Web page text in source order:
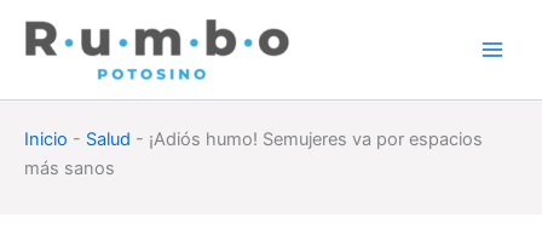
Inicio - Salud - ¡Adiós humo! Semujeres va por espacios
más sanos